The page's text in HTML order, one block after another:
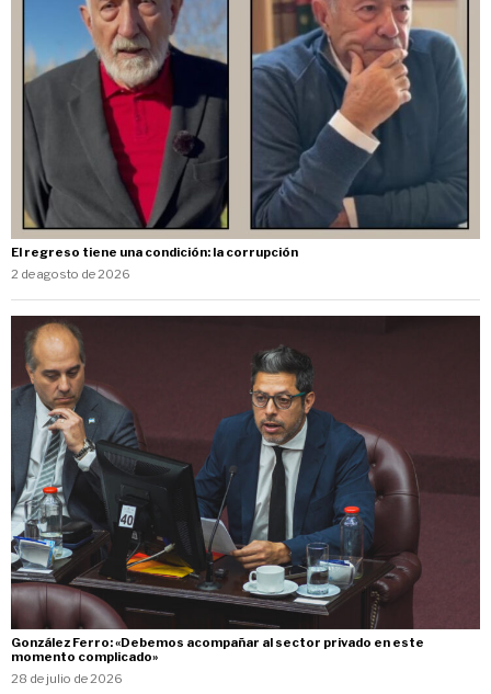
El regreso tiene una condición: la corrupción
2 de agosto de 2026
González Ferro: «Debemos acompañar al sector privado en este
momento complicado»
28 de julio de 2026